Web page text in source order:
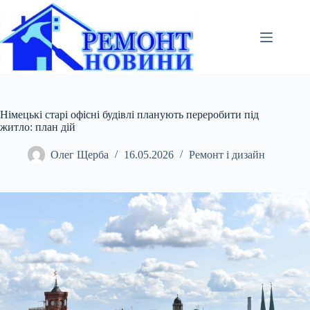
вмісту
Німецькі старі офісні будівлі планують переробити під
житло: план дій
Олег Щерба 16.05.2026 Ремонт і дизайн